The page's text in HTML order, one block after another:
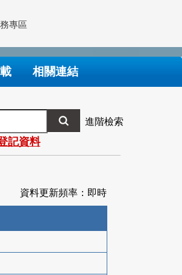
專區
相關連結
進階檢索
記資料
資料更新頻率：即時